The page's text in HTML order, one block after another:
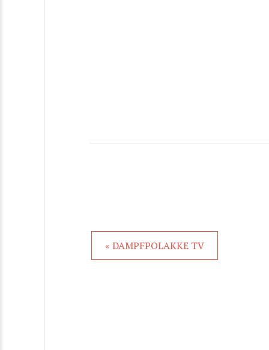
« DAMPFPOLAKKE TV